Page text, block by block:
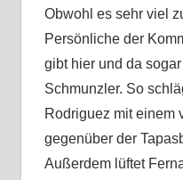
Obwohl es sehr viel
Persönliche der
gibt hier und da
Schmunzler. So
Rodriguez mit einem
gegenüber der
Außerdem lüftet